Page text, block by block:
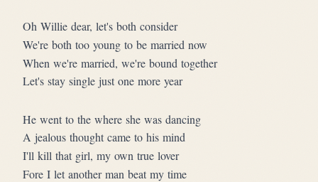
Oh Willie dear, let's both consider
We're both too young to be married now
When we're married, we're bound together
Let's stay single just one more year
He went to the where she was dancing
A jealous thought came to his mind
I'll kill that girl, my own true lover
Fore I let another man beat my time